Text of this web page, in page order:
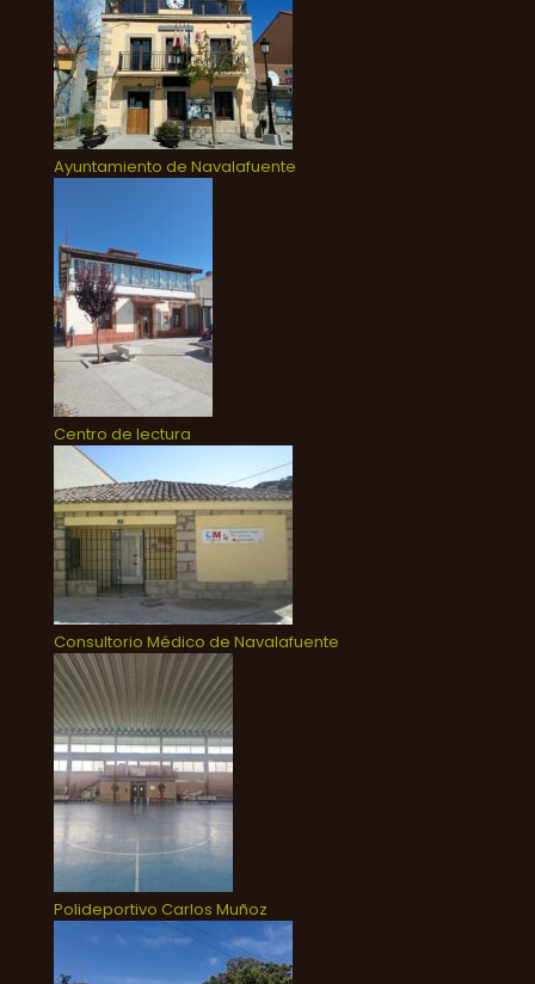
Ayuntamiento de Navalafuente
Centro de lectura
Consultorio Médico de Navalafuente
Polideportivo Carlos Muñoz